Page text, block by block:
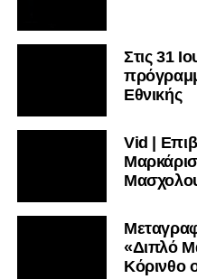
Στις 31
Εθνικής
Vid |
«Διπλό
Κόρινθο